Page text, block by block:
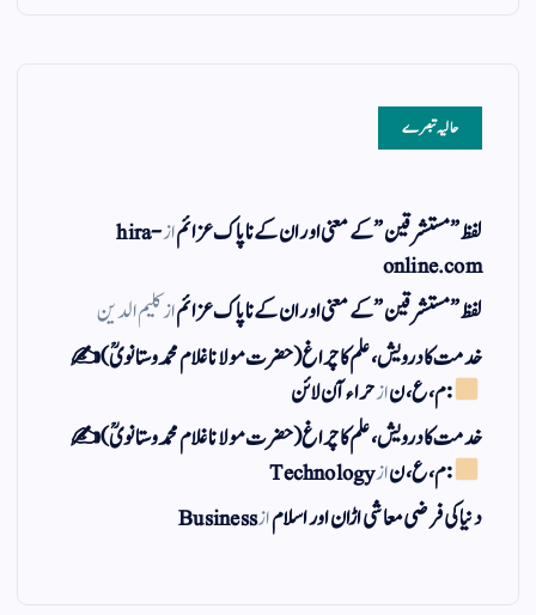
حالیہ تبصرے
لفظ ” مستشرقین ” کے معنی اور ان کے نا پاک عزائمازhira-
online.com
لفظ ” مستشرقین ” کے معنی اور ان کے نا پاک عزائمازکلیم الدین
خدمت کا درویش، علم کا چراغ(حضرت مولانا غلام محمد وستانویؒ)✍
: م ، ع ، نازحراء آن لائن
خدمت کا درویش، علم کا چراغ(حضرت مولانا غلام محمد وستانویؒ)✍
: م ، ع ، نازTechnology
دنیا کی فرضی معاشی اڑان اور اسلامازBusiness